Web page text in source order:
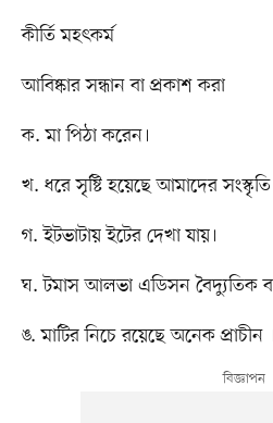
কীর্তি মহৎকর্ম
আবিষ্কার সন্ধান বা প্রকাশ করা
ক. মা পিঠা করেন।
খ. ধরে সৃষ্টি হয়েছে আমাদের
গ. ইটভাটায় ইটের দেখা যায়।
ঘ. টমাস আলভা এডিসন বৈদ্যুতিক
ঙ. মাটির নিচে রয়েছে অনেক প্রাচীন ।